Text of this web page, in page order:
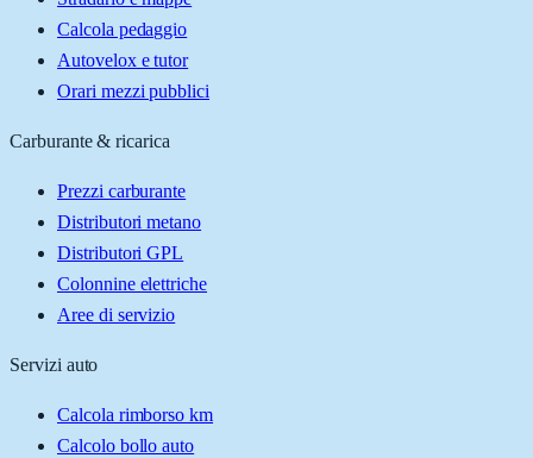
Calcola pedaggio
Autovelox e tutor
Orari mezzi pubblici
Carburante & ricarica
Prezzi carburante
Distributori metano
Distributori GPL
Colonnine elettriche
Aree di servizio
Servizi auto
Calcola rimborso km
Calcolo bollo auto